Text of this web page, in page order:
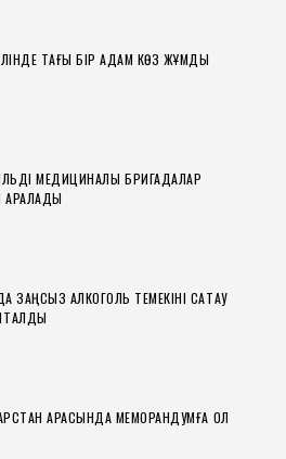
ТАҒЫ БІР АДАМ КӨЗ ЖҰМДЫ
МЕДИЦИНАЛЫҚ БРИГАДАЛАР
ЗАҢСЫЗ АЛКОГОЛЬ ТЕМЕКІНІ САҚТАУ
АРАСЫНДА МЕМОРАНДУМҒА ҚОЛ